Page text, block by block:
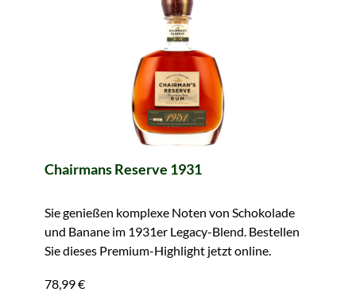
Chairmans Reserve 1931
Sie genießen komplexe Noten von Schokolade
und Banane im 1931er Legacy-Blend. Bestellen
Sie dieses Premium-Highlight jetzt online.
78,99 €